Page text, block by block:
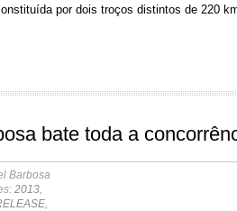
por dois troços distintos de 220
bate toda a
Barbosa
2013,
,